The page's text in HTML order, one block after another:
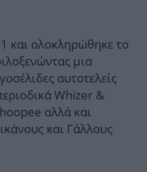
και ολοκληρώθηκε το
μια
αυτοτελείς
Whizer &
αλλά και
και Γάλλους